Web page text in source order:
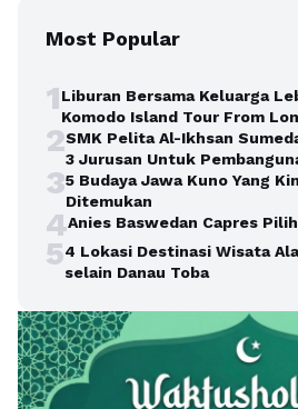
Most Popular
1Liburan Bersama Keluarga
Komodo Island Tour From
2SMK Pelita Al-Ikhsan
3 Jurusan Untuk
35 Budaya Jawa Kuno Yang
Ditemukan
4Anies Baswedan Capres
54 Lokasi Destinasi Wisata
selain Danau Toba